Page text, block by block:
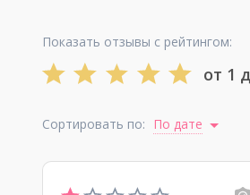
Показать отзывы с рейтингом:
от 1
Сортировать по: По дате